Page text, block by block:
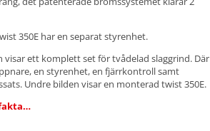
350E har en separat styr­enhet.
visar ett kom­plett set för två­delad slag­grind. Där
en styr­enhet, en fjärr­kontroll samt
Undre bilden visar en monterad twist 350E.